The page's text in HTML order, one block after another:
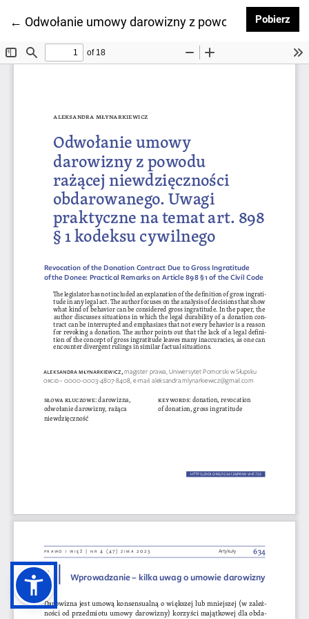
← Wróć do szczegółów artykułu
Odwołanie umowy darowizny z powodu rażącej
Pobierz